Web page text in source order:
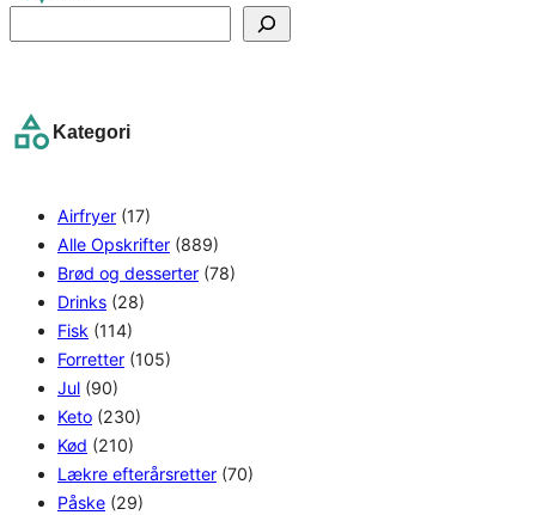
e
c
Kategori
Airfryer (17)
Alle Opskrifter (889)
Brød og desserter (78)
Drinks (28)
Fisk (114)
Forretter (105)
Jul (90)
Keto (230)
Kød (210)
Lækre efterårsretter (70)
Påske (29)